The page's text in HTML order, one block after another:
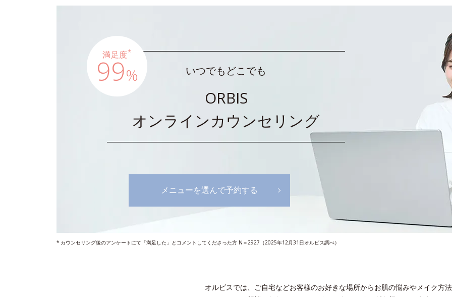
満足度*
99% いつでもどこでも
ORBIS
オンラインカウンセリング
カウンセリング後のアンケートにて「満足した」とコメントしてくださった方 N＝2927（2025年12月31日オルビス調べ）
メニューを選んで予約する
オルビスでは、ご自宅などお客様のお好きな場所からお肌の悩みやメイク方